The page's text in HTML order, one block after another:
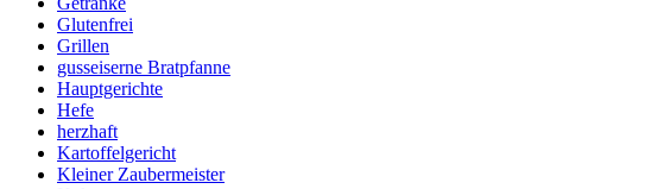
Glutenfrei
Grillen
gusseiserne Bratpfanne
Hauptgerichte
Hefe
herzhaft
Kartoffelgericht
Kleiner Zaubermeister